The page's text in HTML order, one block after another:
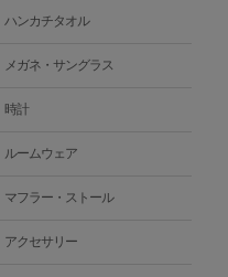
ハンカチタオル
メガネ・サングラス
時計
ルームウェア
マフラー・ストール
アクセサリー